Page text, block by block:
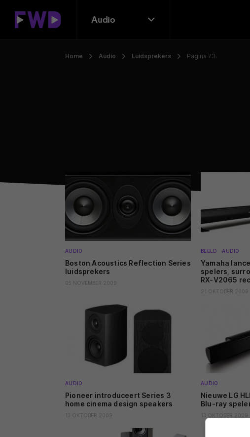
Audio
Home Audio Luidsprekers Pagina 73
AUDIO
Boston Acoustics Reflection Series
luidsprekers
05 NOVEMBER 2009
BEELD AUDIO
Yamaha
spelers,
RX-V2065
21 OKTOBER 2009
AUDIO
Pioneer introduceert Series 3
home cinema design speakers
13 OKTOBER 2009
AUDIO
Nieuwe LG
Blu-ray
13 OKTOBER 2009